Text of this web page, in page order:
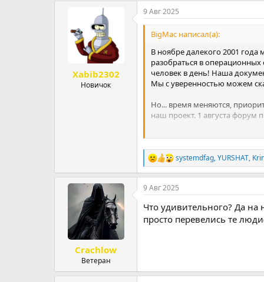
ч
а
л
г
и
Xabib2302
Новичок
9 Авг 2025
BigMac написал(а):
В ноябре далекого 2001
разобраться в
человек в день! Наша
Мы с уверенностью можем
Но... время меняются,
наш проект. 1 августа
Причин довольно много:
Проект, к сожалению,
У админов произошло
Нет возможности
Как говорят
Огромное спасибо за эти
Р
е
а
к
и
и
systemdfag,YURSHAT,
Crachlow
Ветеран
9 Авг 2025
Что удивительного? Да на
просто перевелись те